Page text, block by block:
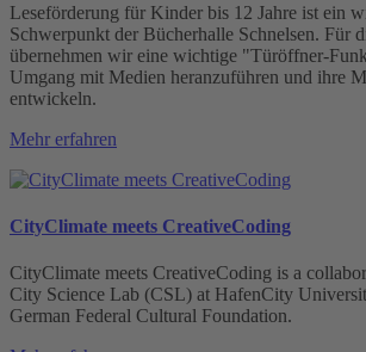
Leseförderung für Kinder bis 12 Jahre ist ein
Schwerpunkt der Bücherhalle Schnelsen. Für
übernehmen wir eine wichtige "Türöffner-
Umgang mit Medien heranzuführen und ihre
entwickeln.
Mehr erfahren
CityClimate meets CreativeCoding
CityClimate meets CreativeCoding is a
City Science Lab (CSL) at HafenCity
German Federal Cultural Foundation.